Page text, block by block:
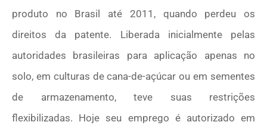
produto no Brasil até 2011, quando perdeu os
direitos da patente. Liberada inicialmente pelas
autoridades brasileiras para aplicação apenas no
solo, em culturas de cana-de-açúcar ou em sementes
de armazenamento, teve suas restrições
flexibilizadas. Hoje seu emprego é autorizado em